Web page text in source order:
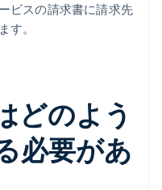
ビスの請求書に請求先
す。
どのよう
必要があ